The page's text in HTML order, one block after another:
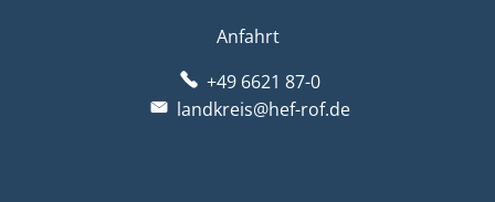
Anfahrt
+49 6621 87-0
landkreis@hef-rof.de